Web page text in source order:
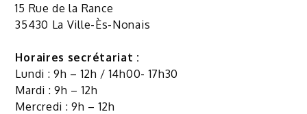
15 Rue de la Rance
35430 La Ville-Ès-Nonais
Horaires secrétariat :
Lundi : 9h – 12h / 14h00- 17h30
Mardi : 9h – 12h
Mercredi : 9h – 12h